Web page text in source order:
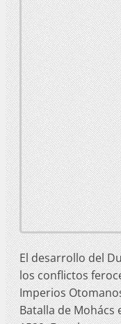
El desarrollo del
los conflictos
Imperios
Batalla de Mohács